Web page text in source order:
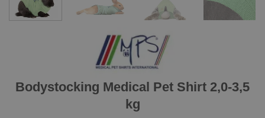
Bodystocking Medical Pet Shirt 2,0-3,5
kg